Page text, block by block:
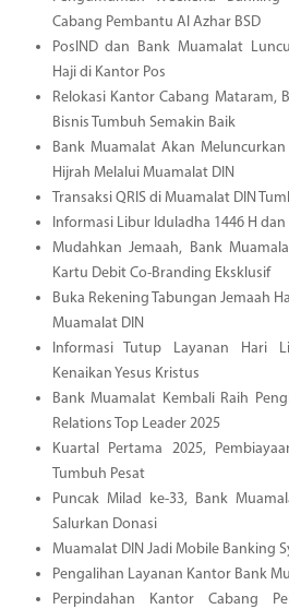
Cabang Pembantu Al Azhar BSD
PosIND dan Bank Muamalat
Haji di Kantor Pos
Relokasi Kantor Cabang Mataram,
Bisnis Tumbuh Semakin Baik
Bank Muamalat Akan
Hijrah Melalui Muamalat DIN
Transaksi QRIS di Muamalat DIN
Informasi Libur Iduladha 1446 H
Mudahkan Jemaah, Bank
Kartu Debit Co-Branding Eksklusif
Buka Rekening Tabungan Jemaah
Muamalat DIN
Informasi Tutup Layanan Hari
Kenaikan Yesus Kristus
Bank Muamalat Kembali Raih
Relations Top Leader 2025
Kuartal Pertama 2025,
Tumbuh Pesat
Puncak Milad ke-33, Bank
Salurkan Donasi
Muamalat DIN Jadi Mobile Banking
Pengalihan Layanan Kantor Bank
Perpindahan Kantor Cabang